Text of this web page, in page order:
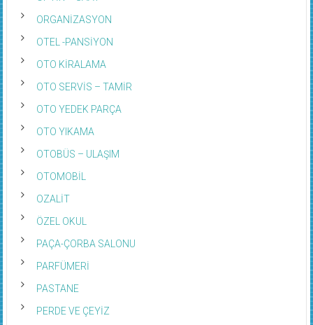
ORGANİZASYON
OTEL -PANSİYON
OTO KİRALAMA
OTO SERVİS – TAMİR
OTO YEDEK PARÇA
OTO YIKAMA
OTOBÜS – ULAŞIM
OTOMOBİL
OZALİT
ÖZEL OKUL
PAÇA-ÇORBA SALONU
PARFÜMERİ
PASTANE
PERDE VE ÇEYİZ